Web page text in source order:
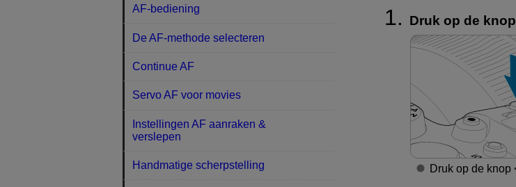
Druk op de knop
Druk op de knop
AF-bediening
De AF-methode selecteren
Continue AF
Servo AF voor movies
Instellingen AF aanraken &
verslepen
Handmatige scherpstelling